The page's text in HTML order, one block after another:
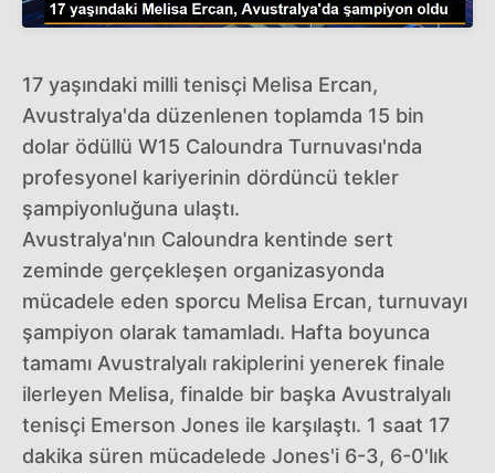
17 yaşındaki milli tenisçi Melisa Ercan,
Avustralya'da düzenlenen toplamda 15 bin
dolar ödüllü W15 Caloundra Turnuvası'nda
profesyonel kariyerinin dördüncü tekler
şampiyonluğuna ulaştı.
Avustralya'nın Caloundra kentinde sert
zeminde gerçekleşen organizasyonda
mücadele eden sporcu Melisa Ercan, turnuvayı
şampiyon olarak tamamladı. Hafta boyunca
tamamı Avustralyalı rakiplerini yenerek finale
ilerleyen Melisa, finalde bir başka Avustralyalı
tenisçi Emerson Jones ile karşılaştı. 1 saat 17
dakika süren mücadelede Jones'i 6-3, 6-0'lık